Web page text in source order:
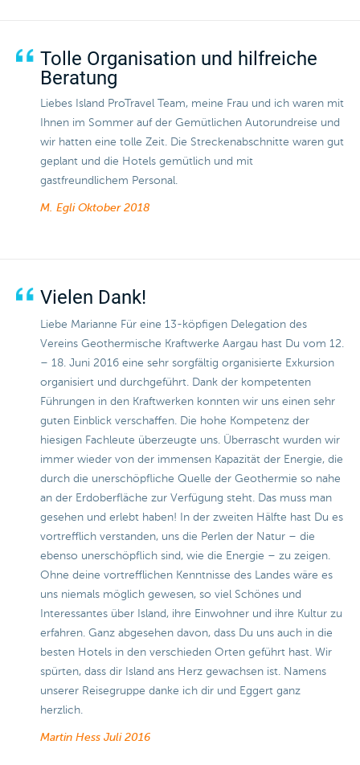
Tolle Organisation und hilfreiche
Beratung
Liebes Island ProTravel Team, meine Frau und ich waren mit
Ihnen im Sommer auf der Gemütlichen Autorundreise und
wir hatten eine tolle Zeit. Die Streckenabschnitte waren gut
geplant und die Hotels gemütlich und mit
gastfreundlichem Personal.
M. Egli Oktober 2018
Vielen Dank!
Liebe Marianne Für eine 13-köpfigen Delegation des
Vereins Geothermische Kraftwerke Aargau hast Du vom 12.
– 18. Juni 2016 eine sehr sorgfältig organisierte Exkursion
organisiert und durchgeführt. Dank der kompetenten
Führungen in den Kraftwerken konnten wir uns einen sehr
guten Einblick verschaffen. Die hohe Kompetenz der
hiesigen Fachleute überzeugte uns. Überrascht wurden wir
immer wieder von der immensen Kapazität der Energie, die
durch die unerschöpfliche Quelle der Geothermie so nahe
an der Erdoberfläche zur Verfügung steht. Das muss man
gesehen und erlebt haben! In der zweiten Hälfte hast Du es
vortrefflich verstanden, uns die Perlen der Natur – die
ebenso unerschöpflich sind, wie die Energie – zu zeigen.
Ohne deine vortrefflichen Kenntnisse des Landes wäre es
uns niemals möglich gewesen, so viel Schönes und
Interessantes über Island, ihre Einwohner und ihre Kultur zu
erfahren. Ganz abgesehen davon, dass Du uns auch in die
besten Hotels in den verschieden Orten geführt hast. Wir
spürten, dass dir Island ans Herz gewachsen ist. Namens
unserer Reisegruppe danke ich dir und Eggert ganz
herzlich.
Martin Hess Juli 2016